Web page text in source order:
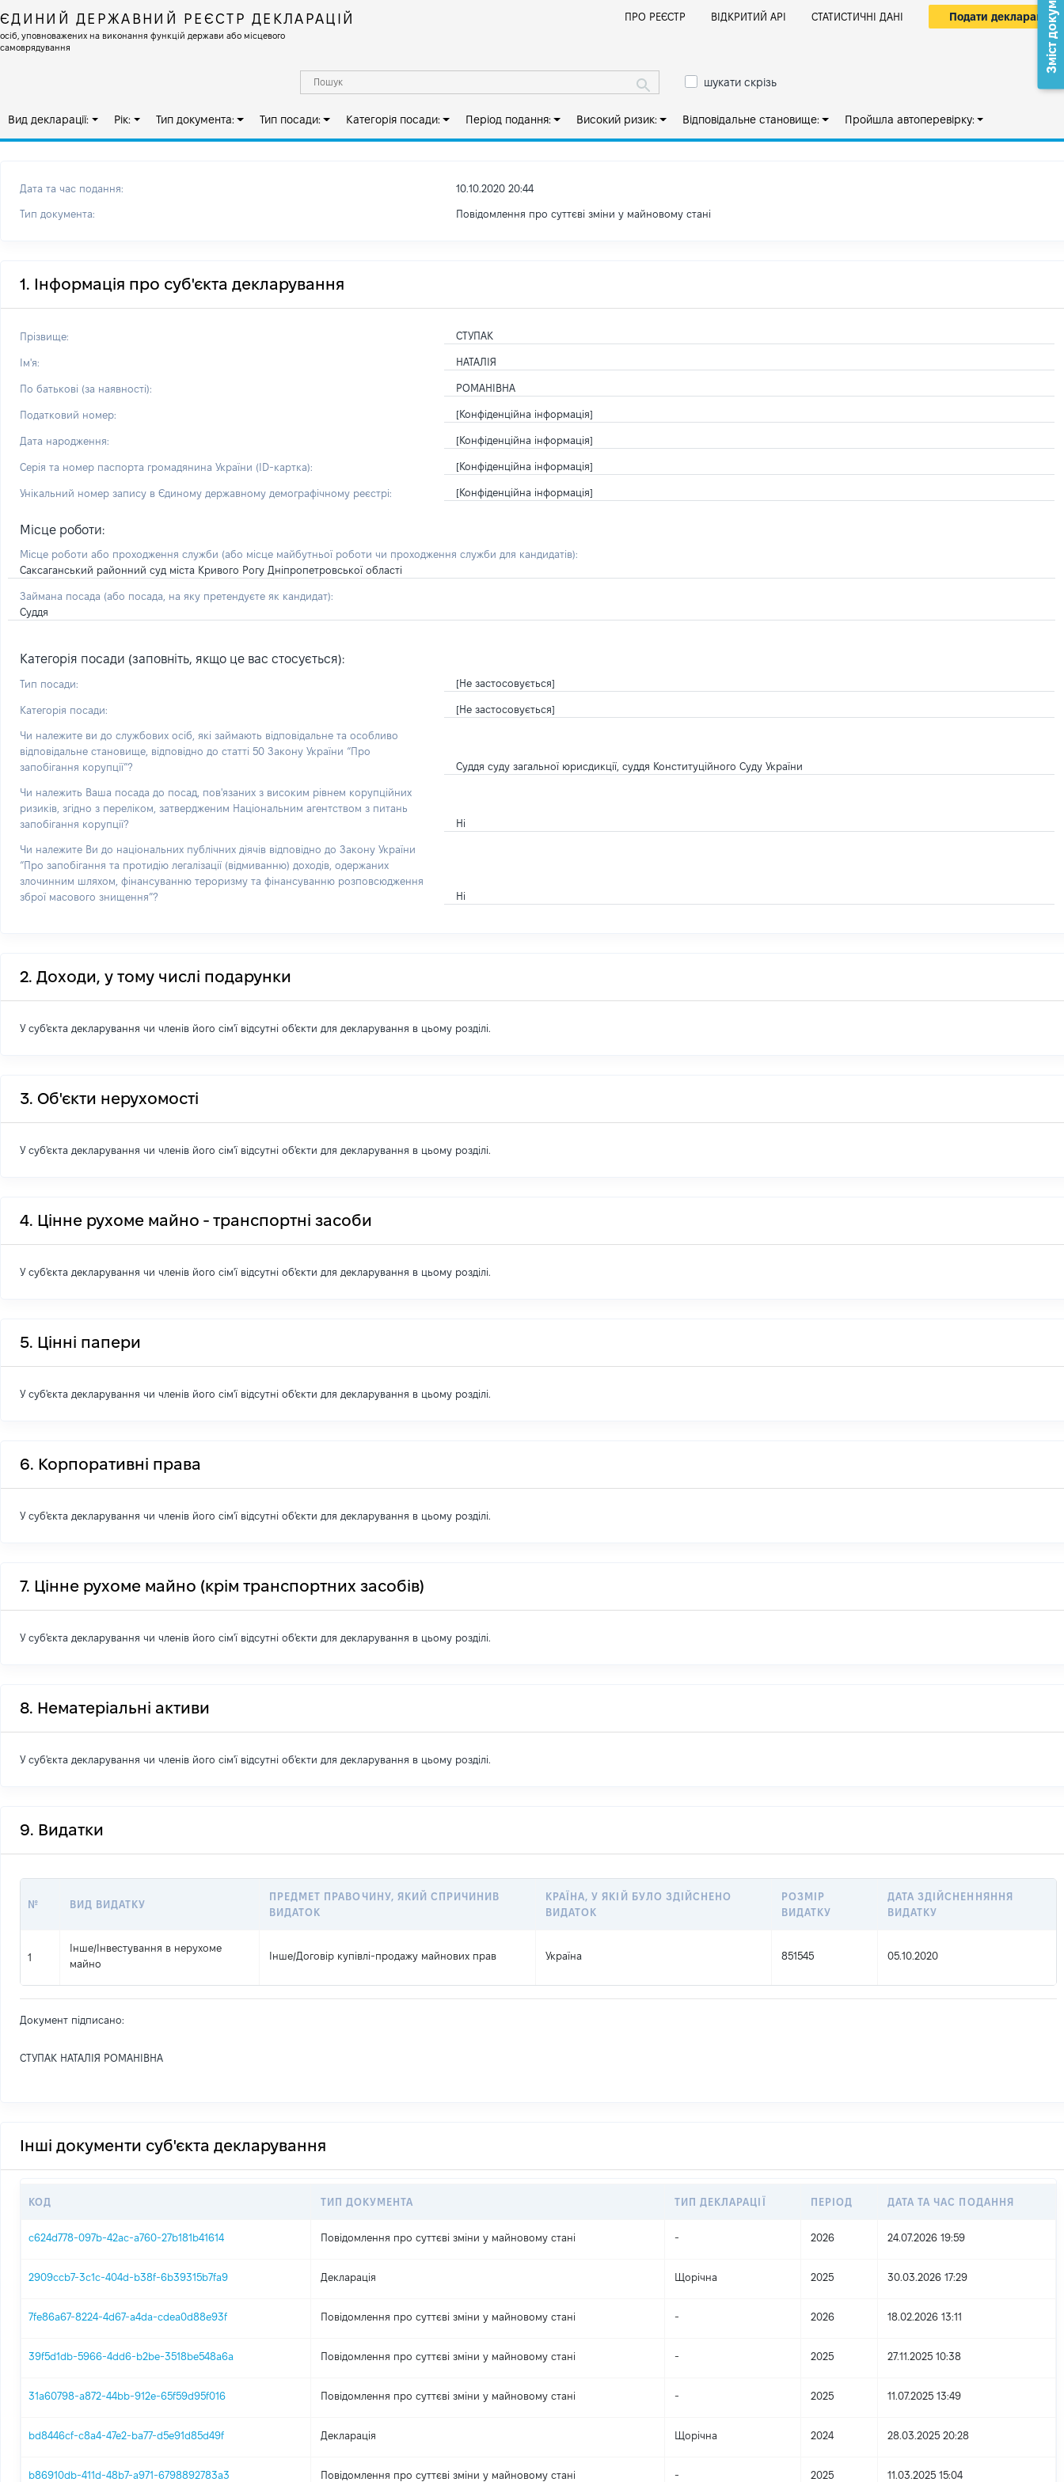
ЄДИНИЙ ДЕРЖАВНИЙ РЕЄСТР ДЕКЛАРАЦІЙ
осіб, уповноважених на виконання функцій держави або місцевого
самоврядування
ПРО РЕЄСТР ВІДКРИТИЙ АРІ СТАТИСТИЧНІ ДАНІ Подати декларацію
шукати скрізь
Вид декларації: Рік: Тип документа: Тип посади: Категорія посади: Період подання: Високий ризик: Відповідальне становище: Пройшла автоперевірку:
Дата та час подання: 10.10.2020 20:44
Тип документа: Повідомлення про суттєві зміни y майновому стані
1. Інформація про суб'єкта декларування
Прізвище: СТУПАК
Ім'я: НАТАЛІЯ
По батькові (за наявності): РОМАНІВНА
Податковий номер: [Конфіденційна інформація]
Дата народження: [Конфіденційна інформація]
Серія та номер паспорта громадянина України (ID-картка): [Конфіденційна інформація]
Унікальний номер запису в Єдиному державному демографічному реєстрі: [Конфіденційна інформація]
Місце роботи:
Місце роботи або проходження служби (або місце майбутньої роботи чи проходження служби для кандидатів):
Саксаганський районний суд міста Кривого Рогу Дніпропетровської області
Займана посада (або посада, на яку претендуєте як кандидат):
Суддя
Категорія посади (заповніть, якщо це вас стосується):
Тип посади: [Не застосовується]
Категорія посади: [Не застосовується]
Чи належите ви до службових осіб, які займають відповідальне та особливо
відповідальне становище, відповідно до статті 50 Закону України “Про
запобігання корупції”?
Суддя суду загальної юрисдикції, суддя Конституційного Суду України
Чи належить Ваша посада до посад, пов'язаних з високим рівнем корупційних
ризиків, згідно з переліком, затвердженим Національним агентством з питань
запобігання корупції?
Ні
Чи належите Ви до національних публічних діячів відповідно до Закону України
“Про запобігання та протидію легалізації (відмиванню) доходів, одержаних
злочинним шляхом, фінансуванню тероризму та фінансуванню розповсюдження
зброї масового знищення”?
Ні
2. Доходи, у тому числі подарунки
У суб'єкта декларування чи членів його сім'ї відсутні об'єкти для декларування в цьому розділі.
3. Об'єкти нерухомості
У суб'єкта декларування чи членів його сім'ї відсутні об'єкти для декларування в цьому розділі.
4. Цінне рухоме майно - транспортні засоби
У суб'єкта декларування чи членів його сім'ї відсутні об'єкти для декларування в цьому розділі.
5. Цінні папери
У суб'єкта декларування чи членів його сім'ї відсутні об'єкти для декларування в цьому розділі.
6. Корпоративні права
У суб'єкта декларування чи членів його сім'ї відсутні об'єкти для декларування в цьому розділі.
7. Цінне рухоме майно (крім транспортних засобів)
У суб'єкта декларування чи членів його сім'ї відсутні об'єкти для декларування в цьому розділі.
8. Нематеріальні активи
У суб'єкта декларування чи членів його сім'ї відсутні об'єкти для декларування в цьому розділі.
9. Видатки
№ ВИД ВИДАТКУ
ПРЕДМЕТ ПРАВОЧИНУ, ЯКИЙ СПРИЧИНИВ
ВИДАТОК
КРАЇНА, У ЯКІЙ БУЛО ЗДІЙСНЕНО
ВИДАТОК
РОЗМІР
ВИДАТКУ
ДАТА ЗДІЙСНЕННЯННЯ
ВИДАТКУ
1
Інше/ Інвестування в нерухоме
майно
Інше/Договір купівлі-продажу майнових прав Україна 851545 05.10.2020
Документ підписано:
СТУПАК НАТАЛІЯ РОМАНІВНА
Зміст документа
Інші документи суб'єкта декларування
КОД ТИП ДОКУМЕНТА ТИП ДЕКЛАРАЦІЇ ПЕРІОД ДАТА ТА ЧАС ПОДАННЯ
c624d778-097b-42ac-a760-27b181b41614 Повідомлення про суттєві зміни y майновому стані - 2026 24.07.2026 19:59
2909ccb7-3c1c-404d-b38f-6b39315b7fa9 Декларація Щорічна 2025 30.03.2026 17:29
7fe86a67-8224-4d67-a4da-cdea0d88e93f Повідомлення про суттєві зміни y майновому стані - 2026 18.02.2026 13:11
39f5d1db-5966-4dd6-b2be-3518be548a6a Повідомлення про суттєві зміни y майновому стані - 2025 27.11.2025 10:38
31a60798-a872-44bb-912e-65f59d95f016 Повідомлення про суттєві зміни y майновому стані - 2025 11.07.2025 13:49
bd8446cf-c8a4-47e2-ba77-d5e91d85d49f Декларація Щорічна 2024 28.03.2025 20:28
b86910db-411d-48b7-a971-6798892783a3 Повідомлення про суттєві зміни y майновому стані - 2025 11.03.2025 15:04